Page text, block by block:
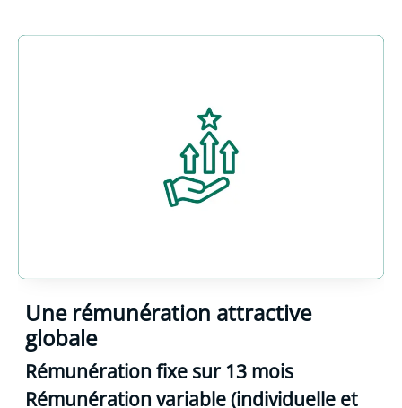
Une rémunération attractive
globale
Rémunération fixe sur 13 mois
Rémunération variable (individuelle et